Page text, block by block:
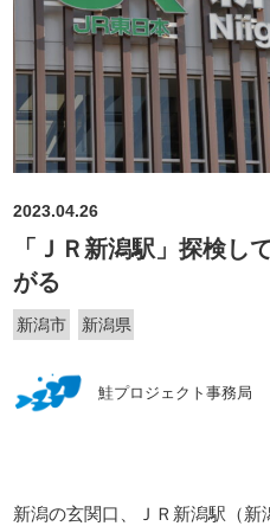
2023.04.26
「ＪＲ新潟駅」探検
がる
新潟市 新潟県
鮭プロジェクト事務局
新潟の玄関口、ＪＲ新潟駅（